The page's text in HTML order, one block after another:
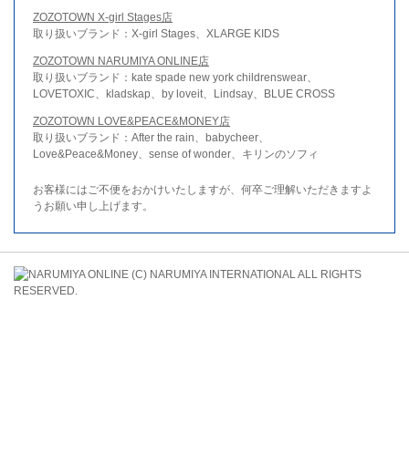
ZOZOTOWN X-girl Stages店
取り扱いブランド：X-girl Stages、XLARGE KIDS
ZOZOTOWN NARUMIYA ONLINE店
取り扱いブランド：kate spade new york childrenswear、
LOVETOXIC、kladskap、by loveit、Lindsay、BLUE CROSS
ZOZOTOWN LOVE&PEACE&MONEY店
取り扱いブランド：After the rain、babycheer、
Love&Peace&Money、sense of wonder、キリンのソフィ
お客様にはご不便をおかけいたしますが、何卒ご理解いただきますよ
うお願い申し上げます。